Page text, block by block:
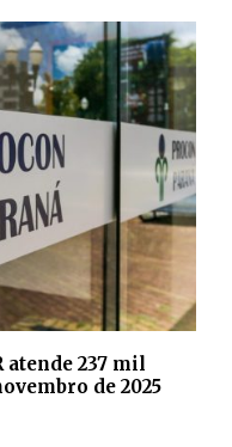
atende 237 mil
de 2025